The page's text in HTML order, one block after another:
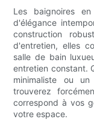
Les baignoires
d'élégance
construction
d'entretien, elles
salle de bain
entretien constant.
minimaliste ou
trouverez
correspond à vos
votre espace.